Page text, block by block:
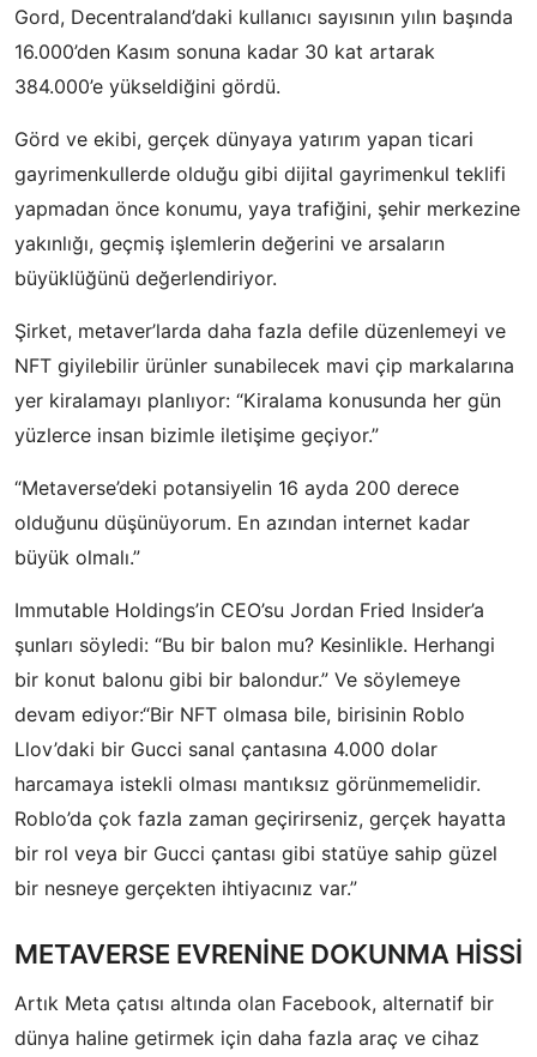
Gord, Decentraland’daki kullanıcı sayısının yılın başında
16.000’den Kasım sonuna kadar 30 kat artarak
384.000’e yükseldiğini gördü.
Görd ve ekibi, gerçek dünyaya yatırım yapan ticari
gayrimenkullerde olduğu gibi dijital gayrimenkul teklifi
yapmadan önce konumu, yaya trafiğini, şehir merkezine
yakınlığı, geçmiş işlemlerin değerini ve arsaların
büyüklüğünü değerlendiriyor.
Şirket, metaver’larda daha fazla defile düzenlemeyi ve
NFT giyilebilir ürünler sunabilecek mavi çip markalarına
yer kiralamayı planlıyor: “Kiralama konusunda her gün
yüzlerce insan bizimle iletişime geçiyor.”
“Metaverse’deki potansiyelin 16 ayda 200 derece
olduğunu düşünüyorum. En azından internet kadar
büyük olmalı.”
Immutable Holdings’in CEO’su Jordan Fried Insider’a
şunları söyledi: “Bu bir balon mu? Kesinlikle. Herhangi
bir konut balonu gibi bir balondur.” Ve söylemeye
devam ediyor:“Bir NFT olmasa bile, birisinin Roblo
Llov’daki bir Gucci sanal çantasına 4.000 dolar
harcamaya istekli olması mantıksız görünmemelidir.
Roblo’da çok fazla zaman geçirirseniz, gerçek hayatta
bir rol veya bir Gucci çantası gibi statüye sahip güzel
bir nesneye gerçekten ihtiyacınız var.”
METAVERSE EVRENİNE DOKUNMA HİSSİ
Artık Meta çatısı altında olan Facebook, alternatif bir
dünya haline getirmek için daha fazla araç ve cihaz